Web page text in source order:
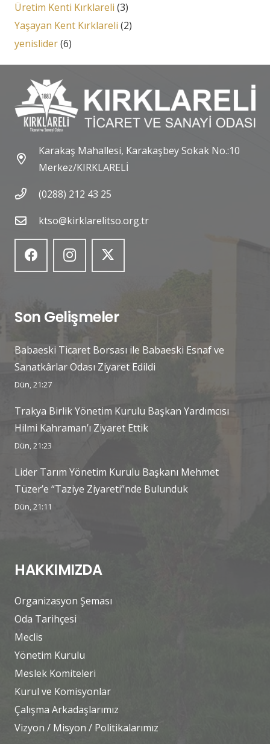
Üretim Kenti Kırklareli (3)
Yaşayan Kent Kırklareli (2)
yenislider(6)
Karakaş Mahallesi, Karakaşbey Sokak No.:10
Merkez/KIRKLARELİ
(0288) 212 43 25
ktso@kirklarelitso.org.tr
Son Gelişmeler
Babaeski Ticaret Borsası ile Babaeski Esnaf ve
Sanatkârlar Odası Ziyaret Edildi
Dün, 21:27
Trakya Birlik Yönetim Kurulu Başkan Yardımcısı
Hilmi Kahraman’ı Ziyaret Ettik
Dün, 21:23
Lider Tarım Yönetim Kurulu Başkanı Mehmet
Tüzer’e “Taziye Ziyareti”nde Bulunduk
Dün, 21:11
HAKKIMIZDA
Organizasyon Şeması
Oda Tarihçesi
Meclis
Yönetim Kurulu
Meslek Komiteleri
Kurul ve Komisyonlar
Çalışma Arkadaşlarımız
Vizyon / Misyon / Politikalarımız